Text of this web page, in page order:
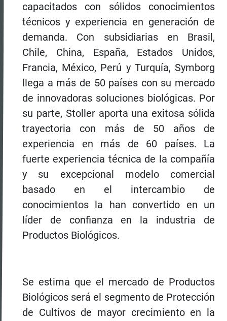
capacitados con sólidos conocimientos
técnicos y experiencia en generación de
demanda. Con subsidiarias en Brasil,
Chile, China, España, Estados Unidos,
Francia, México, Perú y Turquía, Symborg
llega a más de 50 países con su mercado
de innovadoras soluciones biológicas. Por
su parte, Stoller aporta una exitosa sólida
trayectoria con más de 50 años de
experiencia en más de 60 países. La
fuerte experiencia técnica de la compañía
y su excepcional modelo comercial
basado en el intercambio de
conocimientos la han convertido en un
líder de confianza en la industria de
Productos Biológicos.
Se estima que el mercado de Productos
Biológicos será el segmento de Protección
de Cultivos de mayor crecimiento en la